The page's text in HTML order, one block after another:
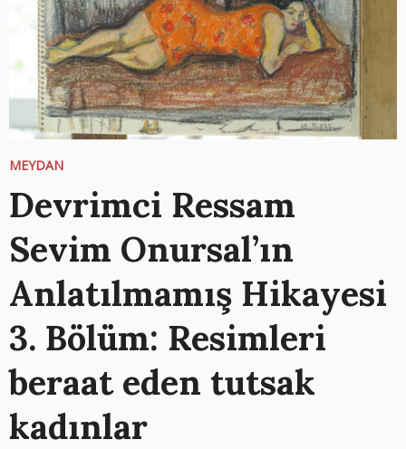
MEYDAN
Devrimci Ressam
Sevim Onursal’ın
Anlatılmamış Hikayesi
3. Bölüm: Resimleri
beraat eden tutsak
kadınlar